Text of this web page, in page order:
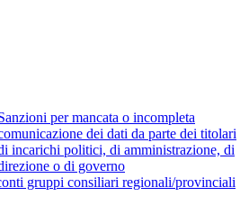
per mancata o incompleta
dei dati da parte dei titolari
incarichi politici, di amministrazione, di
o di governo
gruppi consiliari regionali/provinciali